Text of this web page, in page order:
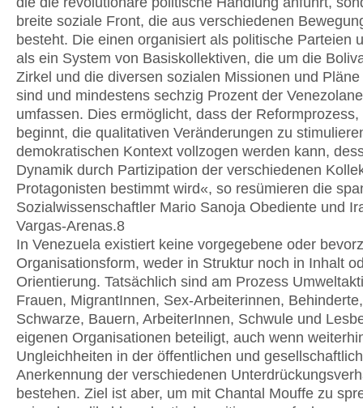
breite soziale Front, die aus verschiedenen
besteht. Die einen organisiert als politische Parteien
als ein System von Basiskollektiven, die um die
Zirkel und die diversen sozialen Missionen und
sind und mindestens sechzig Prozent der
umfassen. Dies ermöglicht, dass der Reformprozess,
beginnt, die qualitativen Veränderungen zu
demokratischen Kontext vollzogen werden kann,
Dynamik durch Partizipation der verschiedenen
Protagonisten bestimmt wird«, so resümieren die
Sozialwissenschaftler Mario Sanoja Obediente und
Vargas-Arenas.8
In Venezuela existiert keine vorgegebene oder
Organisationsform, weder in Struktur noch in Inhalt
Orientierung. Tatsächlich sind am Prozess
Frauen, MigrantInnen, Sex-Arbeiterinnen,
Schwarze, Bauern, ArbeiterInnen, Schwule und
eigenen Organisationen beteiligt, auch wenn
Ungleichheiten in der öffentlichen und
Anerkennung der verschiedenen
bestehen. Ziel ist aber, um mit Chantal Mouffe zu